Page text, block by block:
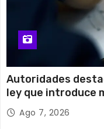
Autoridades
ley que introduce
Admisión Escolar
Ago 7, 2026